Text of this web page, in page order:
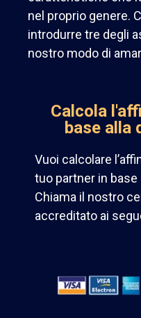
nel proprio genere.
introdurre tre degli
nostro modo di
Calcola
base alla
Vuoi calcolare
tuo partner in base
Chiama il nostro
accreditato ai